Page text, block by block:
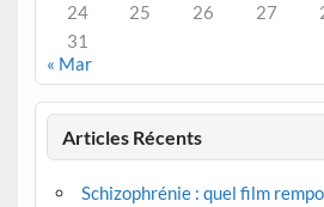
24
25 26 27
31
« Mar
Articles Récents
Schizophrénie : quel film